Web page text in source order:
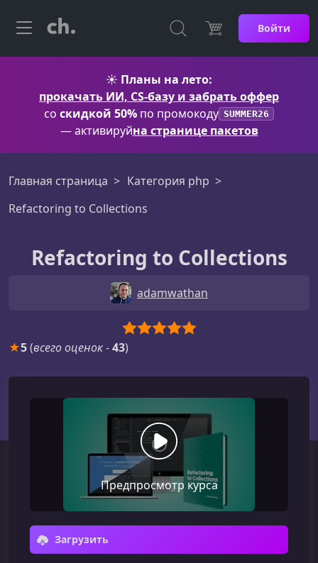
Войти
☀️ Планы на лето:
прокачать ИИ, CS-базу и забрать оффер
со скидкой 50% по промокоду SUMMER26
— активируйна странице пакетов
Главная страница
Категория php
Refactoring to Collections
Refactoring to Collections
adamwathan
★5(всего оценок-43)
Предпросмотр курса
Загрузить